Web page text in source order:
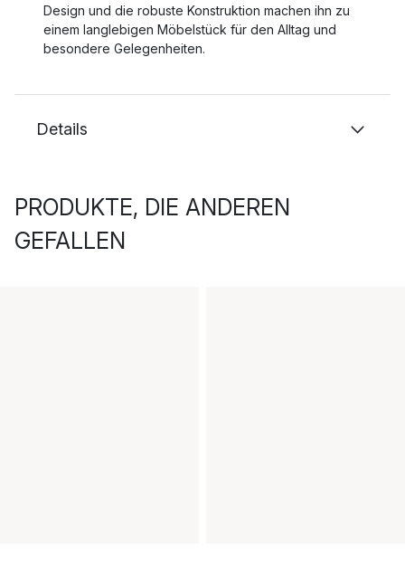
Design und die robuste Konstruktion machen ihn zu
einem langlebigen Möbelstück für den Alltag und
besondere Gelegenheiten.
Details
PRODUKTE, DIE ANDEREN
GEFALLEN